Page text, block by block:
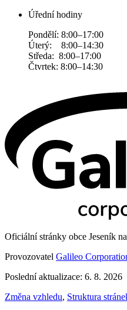
Úřední hodiny
Pondělí: 8:00–17:00
Úterý: 8:00–14:30
Středa: 8:00–17:00
Čtvrtek: 8:00–14:30
Oficiální stránky obce Jeseník
Provozovatel Galileo
Poslední aktualizace: 6. 8. 2026
Změna vzhledu, Struktura